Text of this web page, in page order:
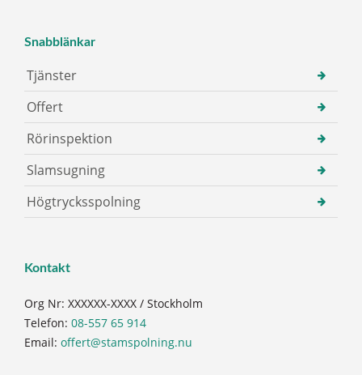
Snabblänkar
Tjänster
Offert
Rörinspektion
Slamsugning
Högtrycksspolning
Kontakt
Org Nr: XXXXXX-XXXX / Stockholm
Telefon: 08-557 65 914
Email: offert@stamspolning.nu